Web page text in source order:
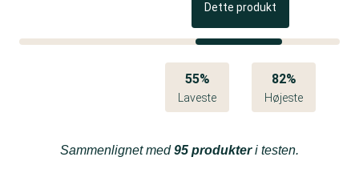
Dette produkt
55%
Laveste
82%
Højeste
Sammenlignet med 95 produkteri testen.